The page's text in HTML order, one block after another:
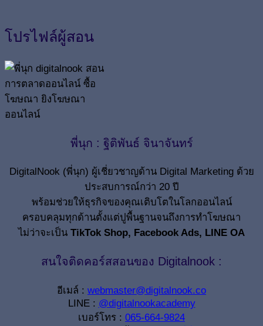
โปรไฟล์ผู้สอน
พี่นุก : ฐิติพันธ์ จินาจันทร์
DigitalNook (พี่นุก) ผู้เชี่ยวชาญด้าน Digital Marketing ด้วย
ประสบการณ์กว่า 20 ปี
พร้อมช่วยให้ธุรกิจของคุณเติบโตในโลกออนไลน์
ครอบคลุมทุกด้านตั้งแต่ปูพื้นฐานจนถึงการทำโฆษณา
ไม่ว่าจะเป็น TikTok Shop, Facebook Ads, LINE OA
สนใจติดคอร์สสอนของ Digitalnook :
อีเมล์ : webmaster@digitalnook.co
LINE : @digitalnookacademy
เบอร์โทร : 065-664-9824